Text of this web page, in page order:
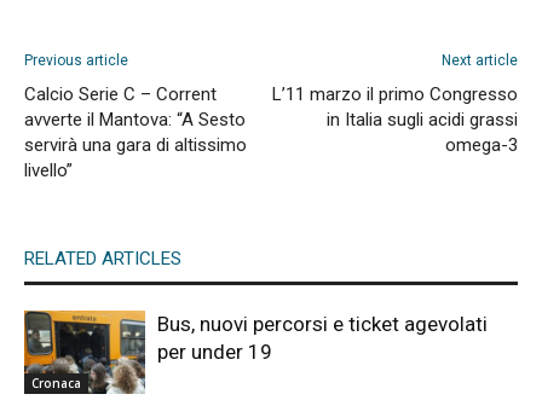
Previous article
Calcio Serie C – Corrent
avverte il Mantova: “A Sesto
servirà una gara di altissimo
livello”
Next article
L’11 marzo il primo Congresso
in Italia sugli acidi grassi
omega-3
RELATED ARTICLES
Cronaca
Bus, nuovi percorsi e ticket agevolati
per under 19